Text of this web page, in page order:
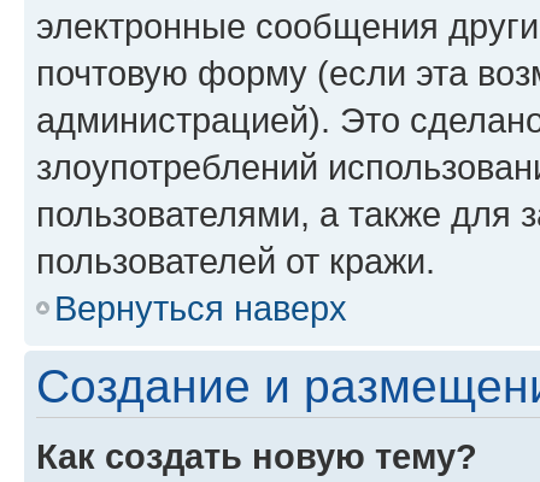
электронные сообщения
почтовую форму (если эта
администрацией). Это
злоупотреблений
пользователями, а также для
пользователей от кражи.
Вернуться наверх
Создание и
Как создать новую тему?